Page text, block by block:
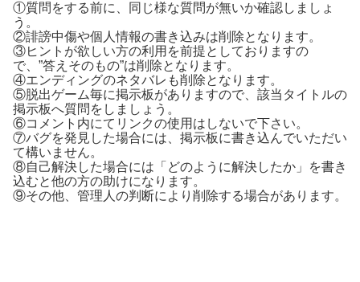
①質問をする前に、同じ様な質問が無いか確認しましょ
う。
②誹謗中傷や個人情報の書き込みは削除となります。
③ヒントが欲しい方の利用を前提としておりますの
で、”答えそのもの”は削除となります。
④エンディングのネタバレも削除となります。
⑤脱出ゲーム毎に掲示板がありますので、該当タイトルの
掲示板へ質問をしましょう。
⑥コメント内にてリンクの使用はしないで下さい。
⑦バグを発見した場合には、掲示板に書き込んでいただい
て構いません。
⑧自己解決した場合には「どのように解決したか」を書き
込むと他の方の助けになります。
⑨その他、管理人の判断により削除する場合があります。